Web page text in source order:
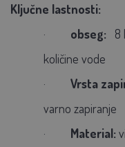
Ključne lastnosti:
·
obseg: 8
količine vode
·
Vrsta
varno zapiranje
·
Material: